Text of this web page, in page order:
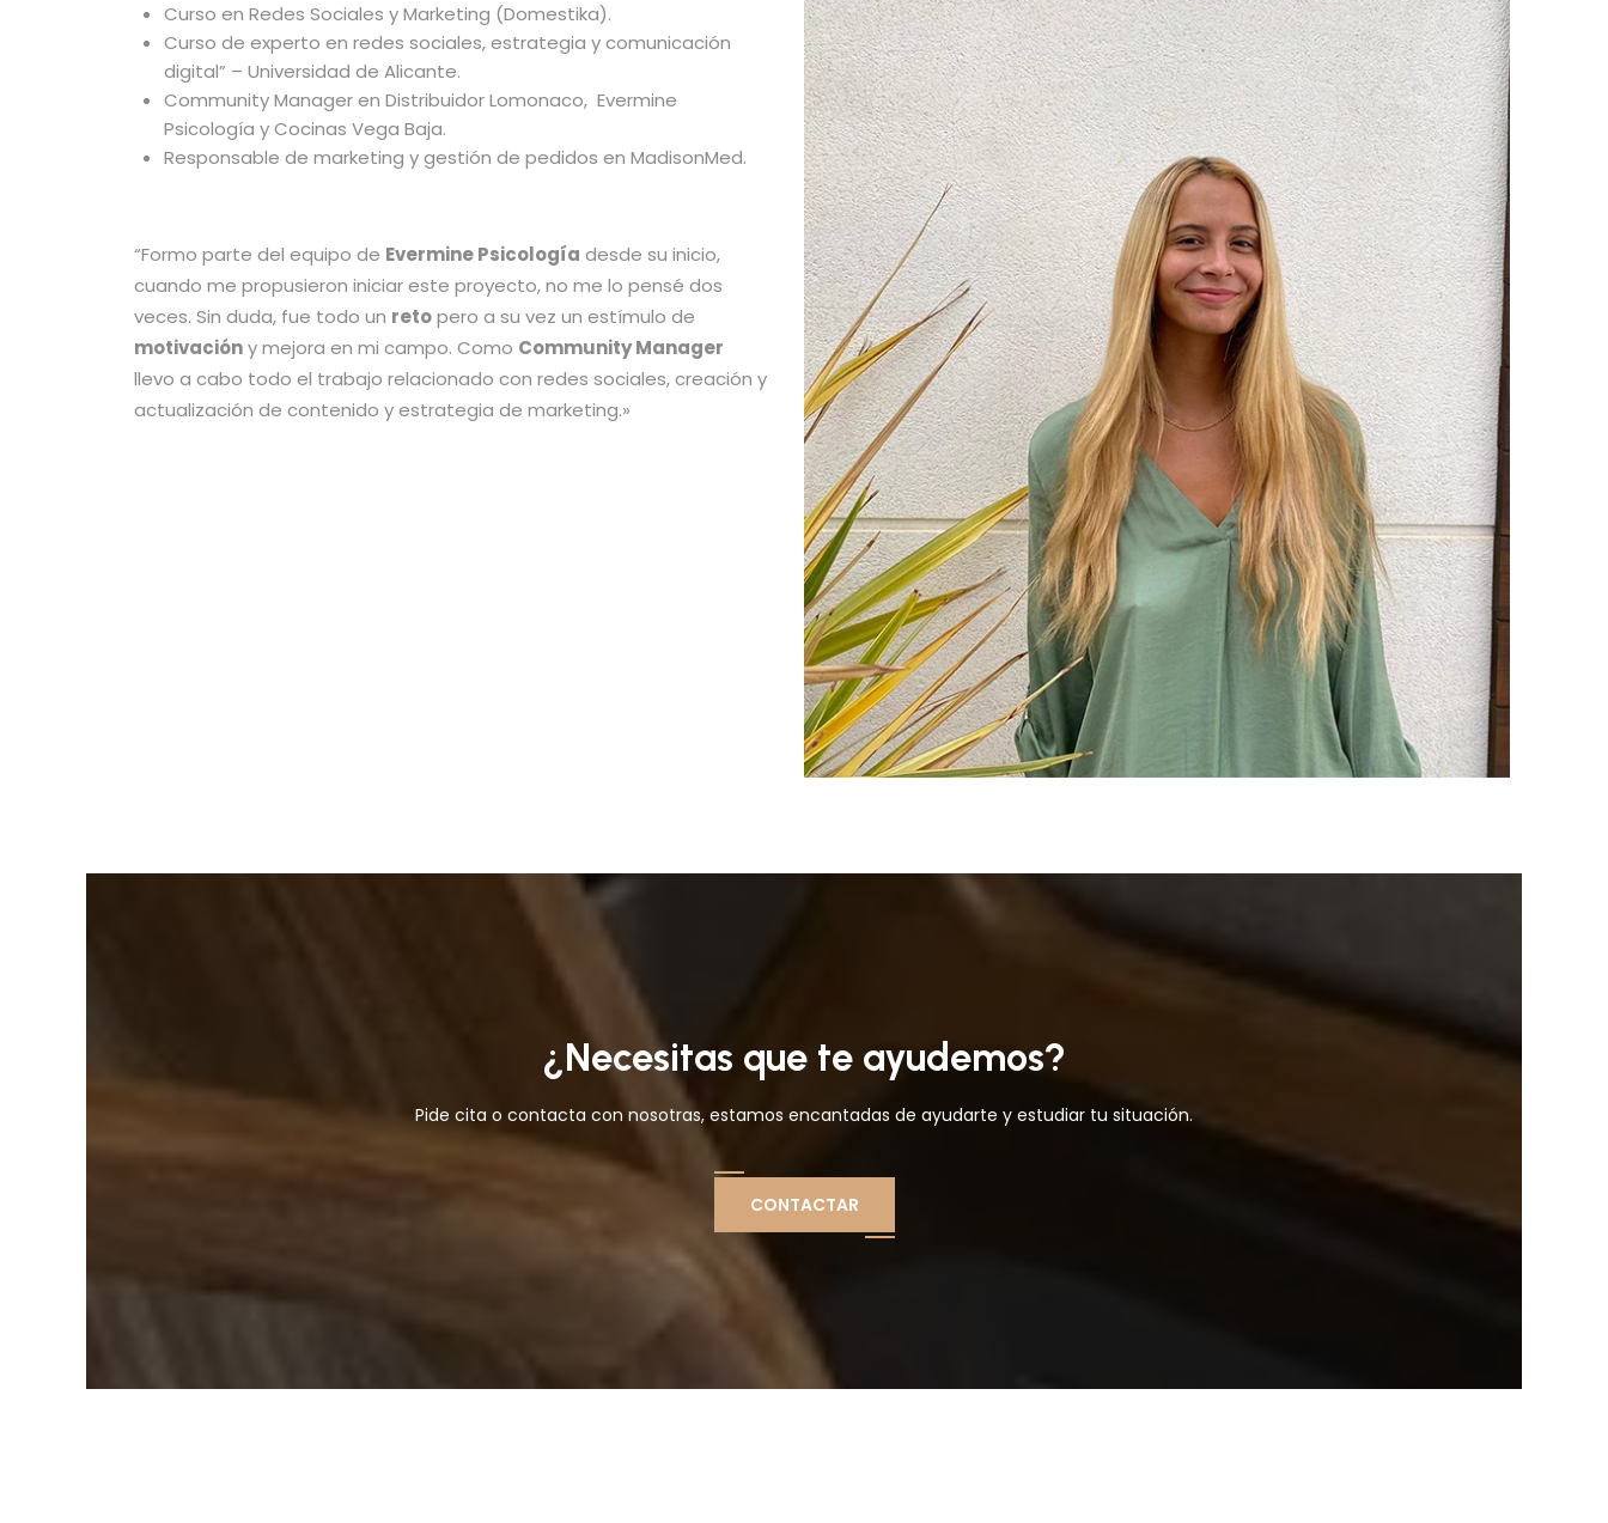
Curso en Redes Sociales y Marketing (Domestika).
Curso de experto en redes sociales, estrategia y comunicación
digital” – Universidad de Alicante.
Community Manager en Distribuidor Lomonaco, Evermine
Psicología y Cocinas Vega Baja.
Responsable de marketing y gestión de pedidos en MadisonMed.
“Formo parte del equipo de Evermine Psicología desde su inicio,
cuando me propusieron iniciar este proyecto, no me lo pensé dos
veces. Sin duda, fue todo un retopero a su vez un estímulo de
motivacióny mejora en mi campo. Como Community Manager
llevo a cabo todo el trabajo relacionado con redes sociales, creación y
actualización de contenido y estrategia de marketing.»
¿Necesitas que te ayudemos?
Pide cita o contacta con nosotras, estamos encantadas de ayudarte y estudiar tu situación.
CONTACTAR